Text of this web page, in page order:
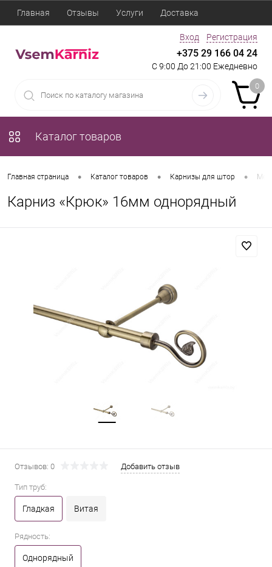
Главная Отзывы Услуги Доставка
Вход Регистрация
+375 29 166 04 24
С 9:00 До 21:00 Ежедневно
0
Каталог товаров
Главная страница • Каталог товаров • Карнизы для штор •
Карниз «Крюк» 16мм однорядный
Отзывов: 0 Добавить отзыв
Тип труб:
Гладкая Витая
Рядность:
Однорядный